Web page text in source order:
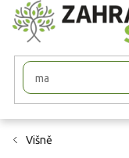
Přejít
na
obsah
Višně